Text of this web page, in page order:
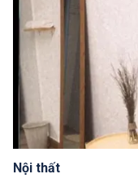
Nội thất